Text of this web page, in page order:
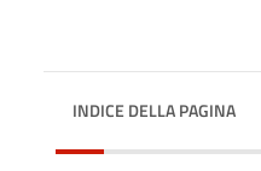
INDICE DELLA PAGINA